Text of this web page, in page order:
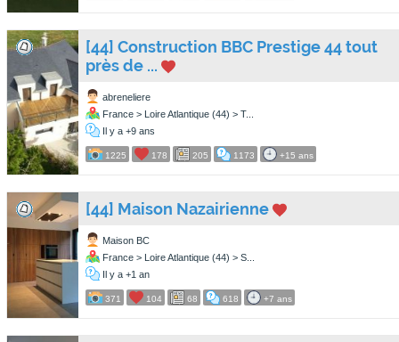
[44] Construction BBC Prestige 44 tout
près de ...
abreneliere
France > Loire Atlantique (44) > T...
Il y a +9 ans
1225 178 205 1173 +15 ans
[44] Maison Nazairienne
Maison BC
France > Loire Atlantique (44) > S...
Il y a +1 an
371 104 68 618 +7 ans